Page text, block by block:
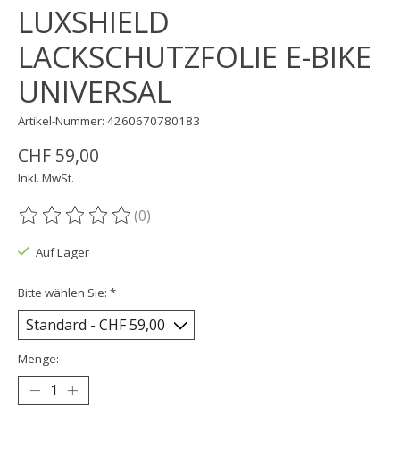
LUXSHIELD
LACKSCHUTZFOLIE E-BIKE
UNIVERSAL
Artikel-Nummer: 4260670780183
CHF 59,00
Inkl. MwSt.
Die Bewertung dieses Produkts ist
(0)
Auf Lager
Bitte wählen Sie: *
Menge: